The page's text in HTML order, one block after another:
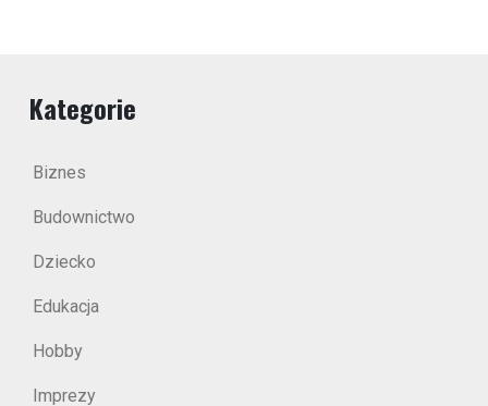
Kategorie
Biznes
Budownictwo
Dziecko
Edukacja
Hobby
Imprezy